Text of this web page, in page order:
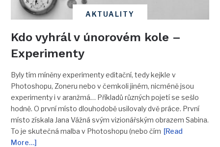
AKTUALITY
Kdo vyhrál v únorovém kole –
Experimenty
Byly tím míněny experimenty editační, tedy kejkle v
Photoshopu, Zoneru nebo v čemkoli jiném, nicméně jsou
experimenty i v aranžmá… Příkladů různých pojetí se sešlo
hodně. O první místo dlouhodobě usilovaly dvě práce. První
místo získala Jana Vážná svým vizionářským obrazem Sabina.
To je skutečná malba v Photoshopu (nebo čím [Read
More…]